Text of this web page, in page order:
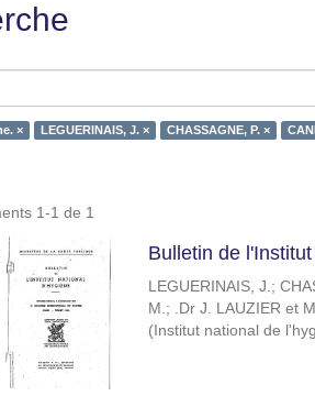
× LEGUERINAIS, J. × CHASSAGNE, P. ×
1-1 de 1
Bulletin de
LEGUERINAIS, J.;
M.; .Dr J. LAUZIER et
(Institut national de